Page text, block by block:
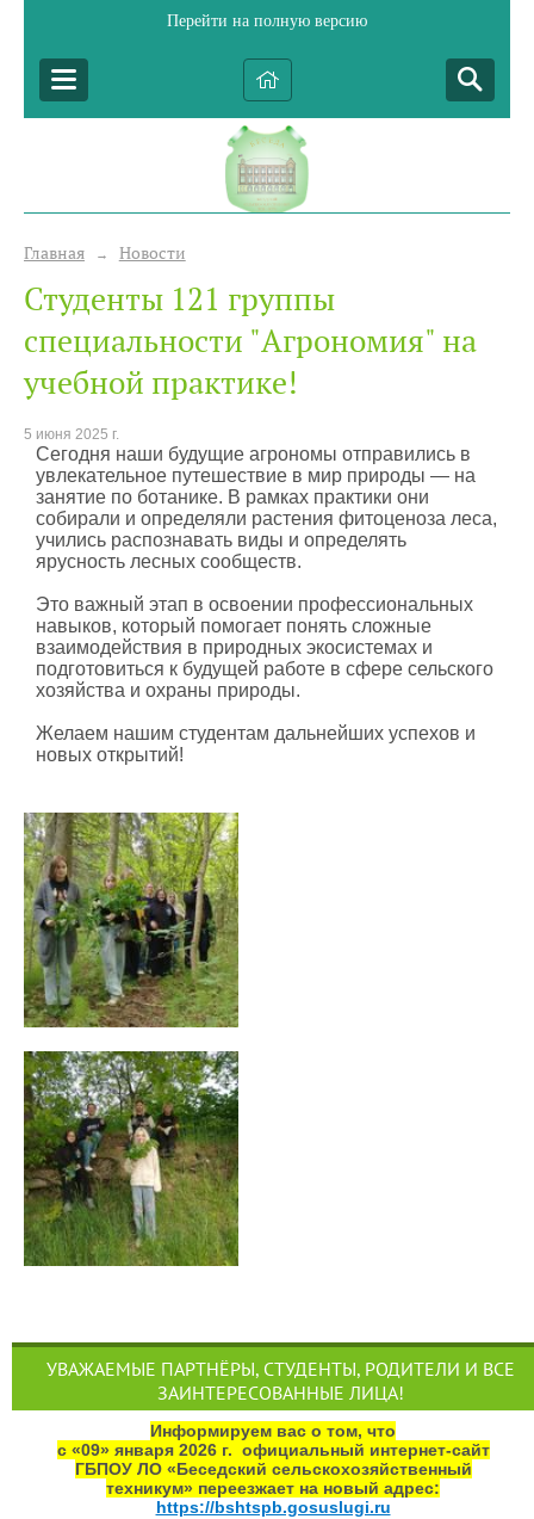
Перейти на полную версию
Главная → Новости
Студенты 121 группы
специальности "Агрономия" на
учебной практике!
5 июня 2025 г.
Сегодня наши будущие агрономы отправились в
увлекательное путешествие в мир природы — на
занятие по ботанике. В рамках практики они
собирали и определяли растения фитоценоза леса,
учились распознавать виды и определять
ярусность лесных сообществ.
Это важный этап в освоении профессиональных
навыков, который помогает понять сложные
взаимодействия в природных экосистемах и
подготовиться к будущей работе в сфере сельского
хозяйства и охраны природы.
Желаем нашим студентам дальнейших успехов и
новых открытий!
УВАЖАЕМЫЕ ПАРТНЁРЫ, СТУДЕНТЫ, РОДИТЕЛИ И ВСЕ
ЗАИНТЕРЕСОВАННЫЕ ЛИЦА!
Информируем вас о том, что
с «09» января 2026 г. официальный интернет‑сайт
ГБПОУ ЛО «Беседский сельскохозяйственный
техникум» переезжает на новый адрес:
https://bshtspb.gosuslugi.ru